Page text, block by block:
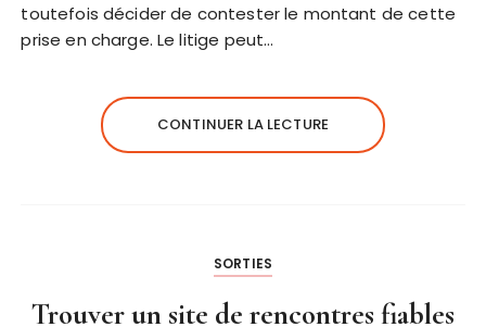
toutefois décider de contester le montant de cette
prise en charge. Le litige peut…
CONTINUER LA LECTURE
SORTIES
Trouver un site de rencontres fiables